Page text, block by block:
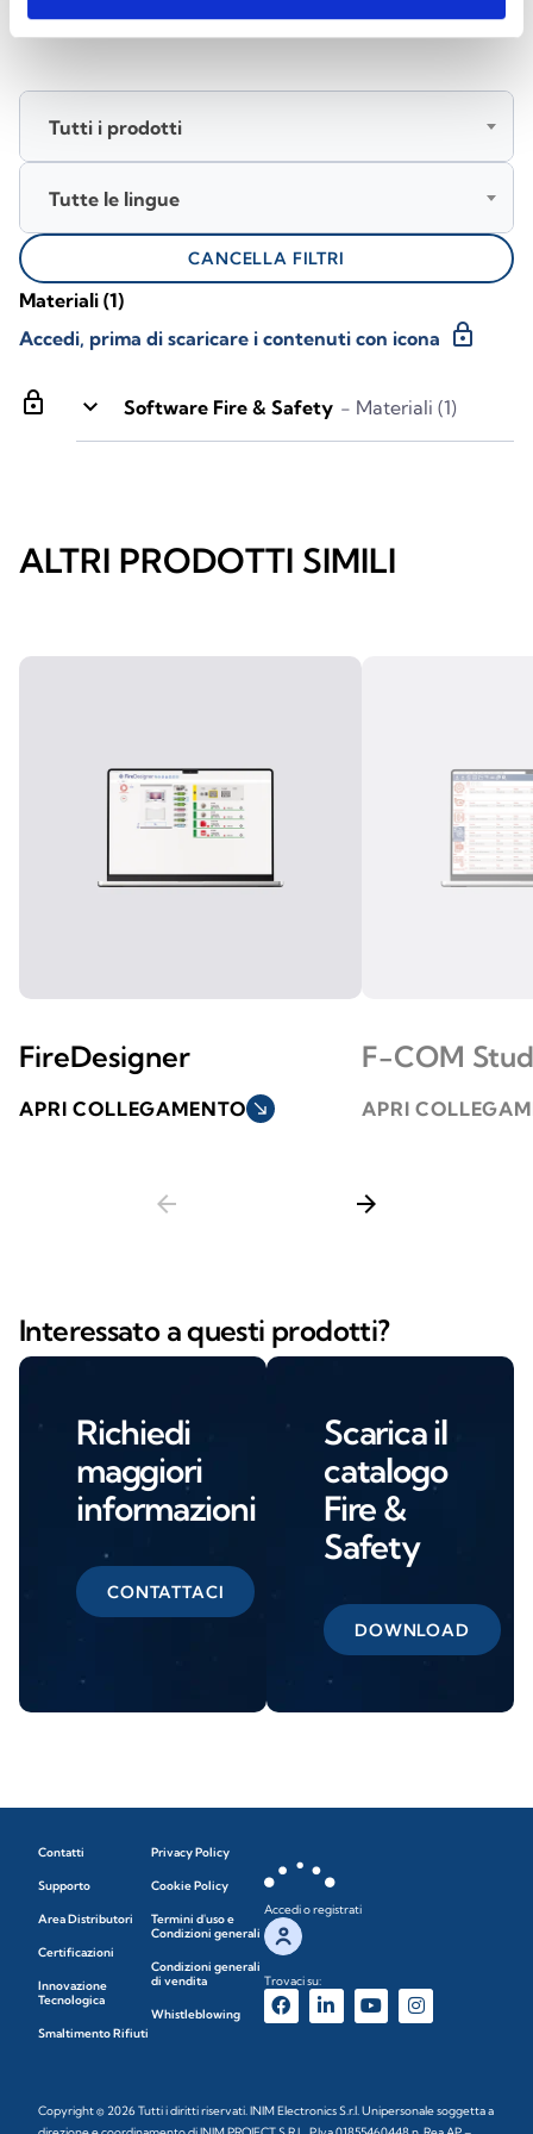
Scarica la documentazione
lock keyboard_arrow_down Software Fire & Safety - Materiali (1)
Materiali (1)
Accedi, prima di scaricare i contenuti con icona lock
Tutti i prodotti
Tutte le lingue
CANCELLA FILTRI
ALTRI PRODOTTI SIMILI
FireDesigner
APRI COLLEGAMENTO south_east
F-COM
APRI
arrow_back arrow_forward
Interessato a questi prodotti?
Richiedi
maggiori
informazioni
CONTATTACI
Scarica il
catalogo
Fire &
Safety
DOWNLOAD
Contatti
Supporto
Area Distributori
Certificazioni
Innovazione
Tecnologica
Smaltimento Rifiuti
Privacy Policy
Cookie Policy
Termini d'uso e
Condizioni generali
Condizioni generali
di vendita
Whistleblowing
Accedi o registrati
Trovaci su:
Copyright © 2026 Tutti i diritti riservati. INIM Electronics S.r.l. Unipersonale soggetta a